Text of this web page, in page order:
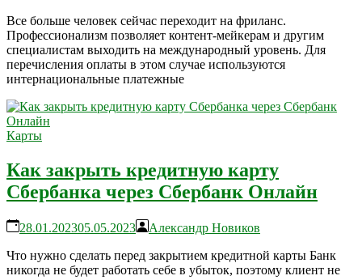
Все больше человек сейчас переходит на фриланс.
Профессионализм позволяет контент-мейкерам и другим
специалистам выходить на международный уровень. Для
перечисления оплаты в этом случае используются
интернациональные платежные
Карты
Как закрыть кредитную карту
Сбербанка через Сбербанк Онлайн
28.01.202305.05.2023
Александр Новиков
Что нужно сделать перед закрытием кредитной карты Банк
никогда не будет работать себе в убыток, поэтому клиент не